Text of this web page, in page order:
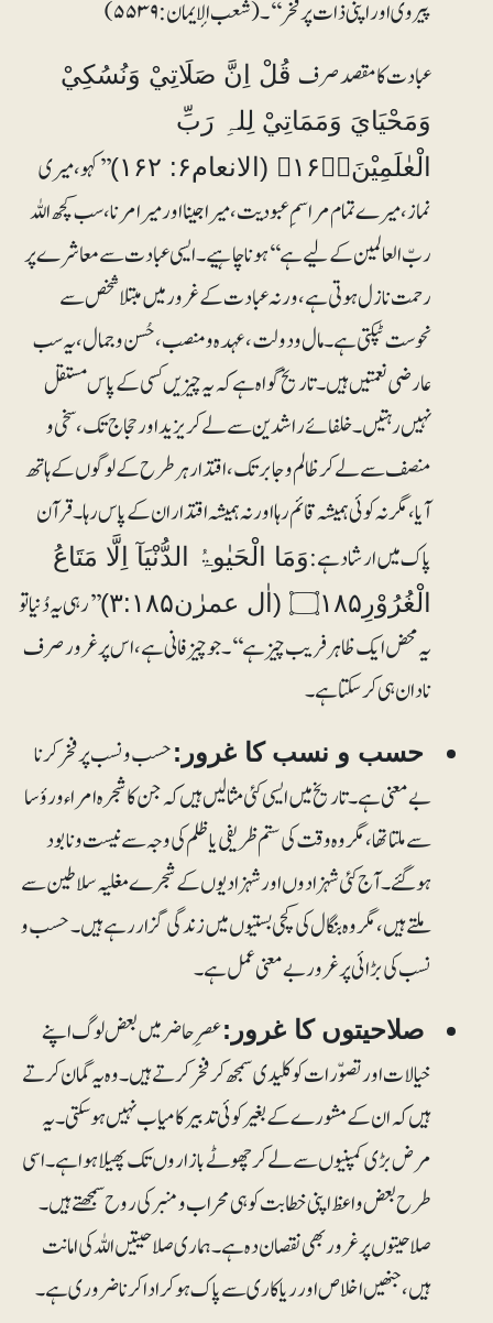
پیروی اور اپنی ذات پر فخر‘‘۔ (شعب الإيمان: ۵۵۳۹)
عبادت کا مقصد صرفقُلْ اِنَّ صَلَاتِيْ وَنُسُكِيْ
وَمَحْيَايَ وَمَمَاتِيْ لِلہِ رَبِّ
الْعٰلَمِيْنَ۝۱۶۲ۙ (الانعام۶: ۱۶۲)
’’کہو، میری
نماز، میرے تمام مراسمِ عبودیت، میرا جینا اور میرا مرنا، سب کچھ اللہ
ربّ العالمین کے لیے ہے‘‘ ہونا چاہیے۔ ایسی عبادت سے معاشرے پر
رحمت نازل ہوتی ہے، ورنہ عبادت کے غرور میں مبتلا شخص سے
نحوست ٹپکتی ہے۔ مال و دولت، عہدہ و منصب، حُسن و جمال، یہ سب
عارضی نعمتیں ہیں۔ تاریخ گواہ ہے کہ یہ چیزیں کسی کے پاس مستقل
نہیں رہتیں۔ خلفائے راشدین سے لے کر یزید اور حجاج تک، سخی و
منصف سے لے کر ظالم و جابر تک، اقتدار ہر طرح کے لوگوں کے ہاتھ
آیا، مگر نہ کوئی ہمیشہ قائم رہا اور نہ ہمیشہ اقتدار ان کے پاس رہا۔ قرآن
پاک میں ارشاد ہے:وَمَا الْحَيٰوۃُ الدُّنْيَآ اِلَّا مَتَاعُ
الْغُرُوْرِ۝۱۸۵ (اٰل عمرٰن۳:۱۸۵)
’’رہی یہ دُنیا تو
یہ محض ایک ظاہر فریب چیز ہے‘‘۔ جو چیز فانی ہے، اس پر غرور صرف
نادان ہی کر سکتا ہے۔
حسب و نسب کا غرور:حسب و نسب پر فخر کرنا
بے معنی ہے۔ تاریخ میں ایسی کئی مثالیں ہیں کہ جن کا شجرہ امراء و رؤسا
سے ملتا تھا، مگر وہ وقت کی ستم ظریفی یا ظلم کی وجہ سے نیست و نابود
ہوگئے۔ آج کئی شہزادوں اور شہزادیوں کے شجرے مغلیہ سلاطین سے
ملتے ہیں، مگر وہ بنگال کی کچی بستیوں میں زندگی گزار رہے ہیں۔حسب و
نسب کی بڑائی پر غرور بے معنی عمل ہے۔
صلاحیتوں کا غرور:عصرِ حاضر میں بعض لوگ اپنے
خیالات اور تصوّرات کو کلیدی سمجھ کر فخر کرتے ہیں۔ وہ یہ گمان کرتے
ہیں کہ ان کے مشورے کے بغیر کوئی تدبیر کامیاب نہیں ہوسکتی۔ یہ
مرض بڑی کمپنیوں سے لے کر چھوٹے بازاروں تک پھیلا ہوا ہے۔ اسی
طرح بعض واعظ اپنی خطابت کو ہی محراب و منبر کی روح سمجھتے ہیں۔
صلاحیتوں پر غرور بھی نقصان دہ ہے۔ ہماری صلاحیتیں اللہ کی امانت
ہیں، جنھیں اخلاص اور ریاکاری سے پاک ہو کر ادا کرنا ضروری ہے۔